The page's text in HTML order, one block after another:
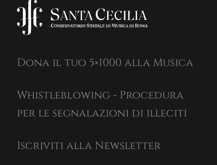
Dona il tuo 5×1000 alla Musica
Whistleblowing - Procedura
per le segnalazioni di illeciti
Iscriviti alla Newsletter